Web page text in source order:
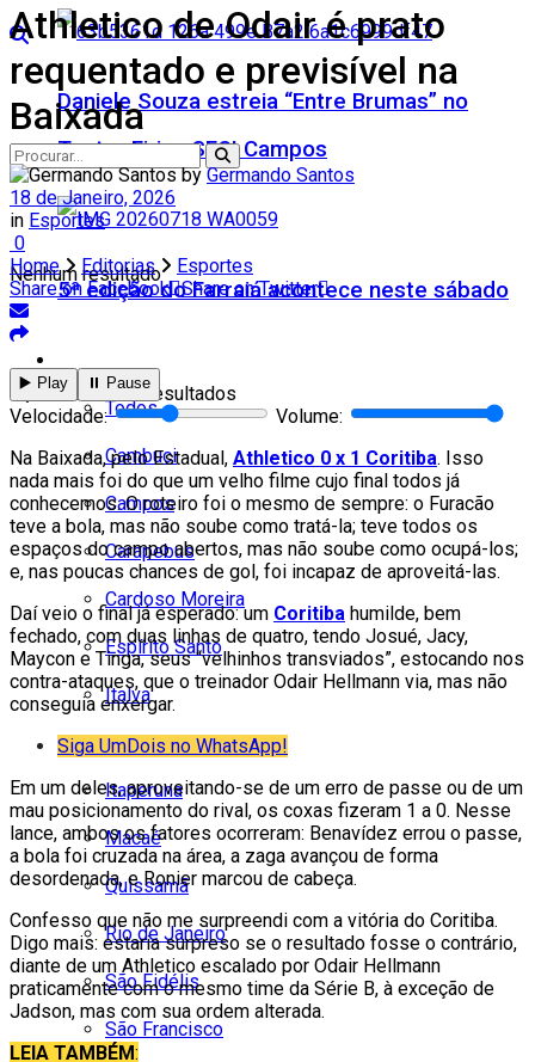
Daniele Souza estreia “Entre Brumas” no
Teatro Firjan SESI Campos
5ª edição do Farraiá acontece neste sábado
Todos
Cambuci
Campos
Carapebus
Cardoso Moreira
Espírito Santo
Italva
Itaocara
Itaperuna
Macaé
Quissamã
Rio de Janeiro
São Fidélis
São Francisco
Nenhum resultado
Ver todos os resultados
Athletico de Odair é prato
requentado e previsível na
Baixada
by Germando Santos
18 de Janeiro, 2026
in Esportes
0
Home
Editorias
Esportes
Share on Facebook Share on Twitter
▶️ Play ⏸️ Pause
Velocidade:
Volume:
Na Baixada, pelo Estadual, Athletico 0 x 1 Coritiba. Isso
nada mais foi do que um velho filme cujo final todos já
conhecemos. O roteiro foi o mesmo de sempre: o Furacão
teve a bola, mas não soube como tratá-la; teve todos os
espaços do campo abertos, mas não soube como ocupá-los;
e, nas poucas chances de gol, foi incapaz de aproveitá-las.
Daí veio o final já esperado: um Coritiba humilde, bem
fechado, com duas linhas de quatro, tendo Josué, Jacy,
Maycon e Tinga, seus “velhinhos transviados”, estocando nos
contra-ataques, que o treinador Odair Hellmann via, mas não
conseguia enxergar.
Siga UmDois no WhatsApp!
Em um deles, aproveitando-se de um erro de passe ou de um
mau posicionamento do rival, os coxas fizeram 1 a 0. Nesse
lance, ambos os fatores ocorreram: Benavídez errou o passe,
a bola foi cruzada na área, a zaga avançou de forma
desordenada, e Ronier marcou de cabeça.
Confesso que não me surpreendi com a vitória do Coritiba.
Digo mais: estaria surpreso se o resultado fosse o contrário,
diante de um Athletico escalado por Odair Hellmann
praticamente com o mesmo time da Série B, à exceção de
Jadson, mas com sua ordem alterada.
LEIA TAMBÉM: